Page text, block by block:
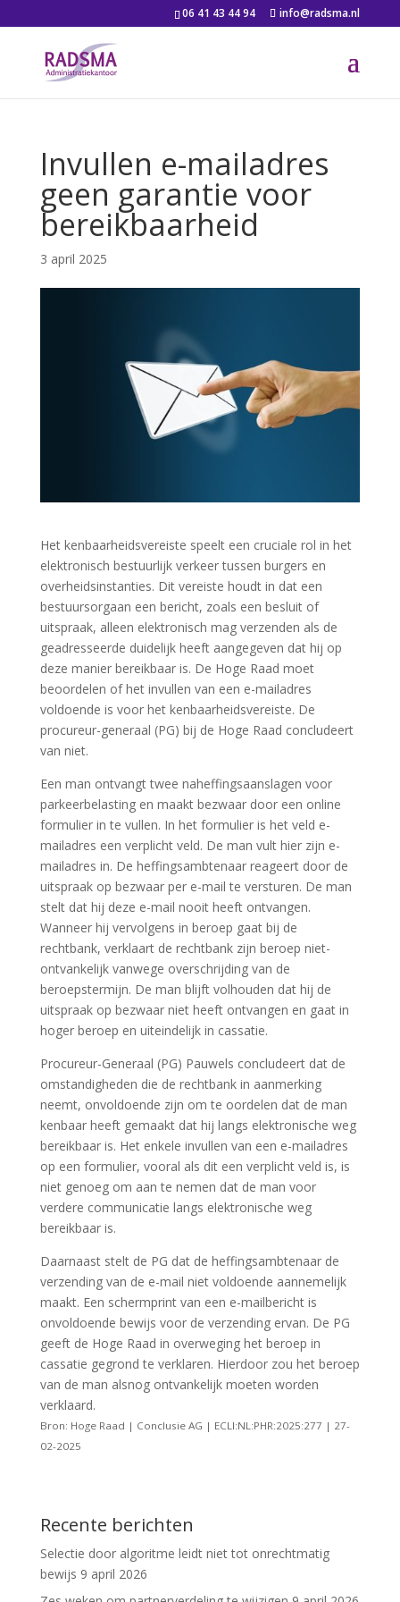
06 41 43 44 94 info@radsma.nl
Invullen e-mailadres
geen garantie voor
bereikbaarheid
3 april 2025
Het kenbaarheidsvereiste speelt een cruciale rol in het
elektronisch bestuurlijk verkeer tussen burgers en
overheidsinstanties. Dit vereiste houdt in dat een
bestuursorgaan een bericht, zoals een besluit of
uitspraak, alleen elektronisch mag verzenden als de
geadresseerde duidelijk heeft aangegeven dat hij op
deze manier bereikbaar is. De Hoge Raad moet
beoordelen of het invullen van een e-mailadres
voldoende is voor het kenbaarheidsvereiste. De
procureur-generaal (PG) bij de Hoge Raad concludeert
van niet.
Een man ontvangt twee naheffingsaanslagen voor
parkeerbelasting en maakt bezwaar door een online
formulier in te vullen. In het formulier is het veld e-
mailadres een verplicht veld. De man vult hier zijn e-
mailadres in. De heffingsambtenaar reageert door de
uitspraak op bezwaar per e-mail te versturen. De man
stelt dat hij deze e-mail nooit heeft ontvangen.
Wanneer hij vervolgens in beroep gaat bij de
rechtbank, verklaart de rechtbank zijn beroep niet-
ontvankelijk vanwege overschrijding van de
beroepstermijn. De man blijft volhouden dat hij de
uitspraak op bezwaar niet heeft ontvangen en gaat in
hoger beroep en uiteindelijk in cassatie.
Procureur-Generaal (PG) Pauwels concludeert dat de
omstandigheden die de rechtbank in aanmerking
neemt, onvoldoende zijn om te oordelen dat de man
kenbaar heeft gemaakt dat hij langs elektronische weg
bereikbaar is. Het enkele invullen van een e-mailadres
op een formulier, vooral als dit een verplicht veld is, is
niet genoeg om aan te nemen dat de man voor
verdere communicatie langs elektronische weg
bereikbaar is.
Daarnaast stelt de PG dat de heffingsambtenaar de
verzending van de e-mail niet voldoende aannemelijk
maakt. Een schermprint van een e-mailbericht is
onvoldoende bewijs voor de verzending ervan. De PG
geeft de Hoge Raad in overweging het beroep in
cassatie gegrond te verklaren. Hierdoor zou het beroep
van de man alsnog ontvankelijk moeten worden
verklaard.
Bron: Hoge Raad | Conclusie AG | ECLI:NL:PHR:2025:277 | 27-
02-2025
Recente berichten
Selectie door algoritme leidt niet tot onrechtmatig
bewijs 9 april 2026